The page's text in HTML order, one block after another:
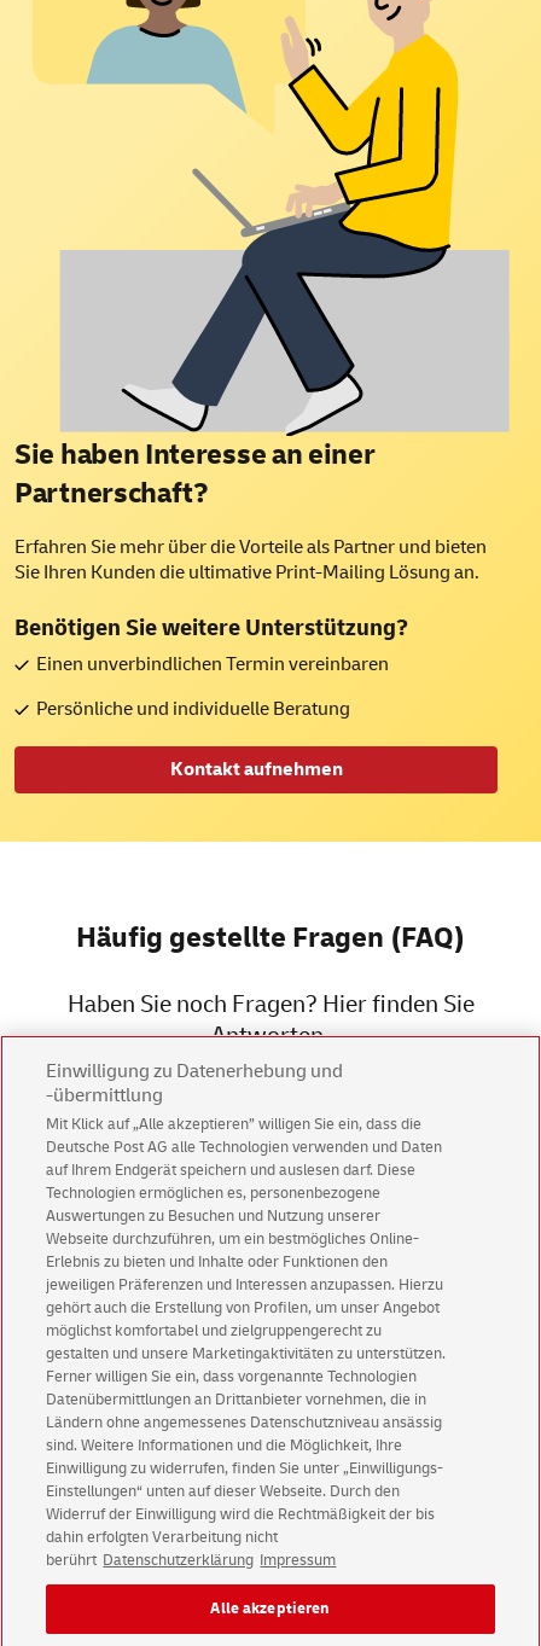
Sie haben Interesse an einer
Partnerschaft?
Erfahren Sie mehr über die Vorteile als Partner und bieten
Sie Ihren Kunden die ultimative Print-Mailing Lösung an.
Benötigen Sie weitere Unterstützung?
Einen unverbindlichen Termin vereinbaren
Persönliche und individuelle Beratung
Kontakt aufnehmen
Häufig gestellte Fragen (FAQ)
Haben Sie noch Fragen? Hier finden Sie
Antworten.
Welche Vorteile erhalte ich durch eine
Partnerschaft mit der Deutschen Post?
Als Partner der Deutschen Post werden Sie nicht nur bei
der Anbindung an die Print-Mailing-APIs unterstützt, auch
bei der Vermarktung und Kundenbetreuung steht die
Deutsche Post an Ihrer Seite. Folgende Punkte können Sie
erwarten: Schnittstellen-Dokumentation mit IT Support,
umfassendes Vertriebsnetzwerk, starke Kommunikation
(u.a. PR, Social Media, Messen, Webinare), keine
versteckten Kosten bei der Anbindung, persönliche
Ansprechpartner sowie Expertise durch das
Partnernetzwerk.
Was sind die Print-Mailing-APIs?
Die APIs sind Progammierschnittstellen, über die Sie
beispielsweise Funktionen zu unseren Print-Mailing
Produkten (z.B. Dialogpost, Postwurfspezial, Postaktuell)
für die Versandvorbereitung (z.B. Preise berechnen, Porto
optimieren, Einlieferungsunterlagen erstellen) über das
Internet aufrufen können. So können Sie Prozesse
automatisieren oder in Ihrem Online-Shop einbinden.
Neben den Einzelfunktionen gibt es auch die Möglichkeit,
die Schnittstellen für den Druck und Versand durch die
Deutsche Post zu nutzen.
Wo erhalte ich die technische Spezifikation?
Die technische Spezifikation und weitere nützliche Tipps
erhalten Sie auf unserem Entwicklerportal unter
developer.dhl.com.
Werden bei der Optimierung für Dialogpost
Adressen an die API zur Versandvorbereitung
übergeben?
Den Adressen wird eine fortlaufende ID zugeordnet und
lediglich die IDs mit den dazugehörigen Postleitzahlen an
den Service übermittelt. Nach der Optimierung werden ID
und PLZ zurückgespielt. Über die ID können dann die
Adressen wieder zugeordnet werden.
Werden für die API Zugangsdaten benötigt?
Ja, es werden Zugangsdaten benötigt. Wird ausschließlich
die Preisberechnung genutzt, werden keine Zugangsdaten
benötigt.
Impressum Rechtliche Hinweise
Datenschutz
Einwilligungs-Einstellungen
Einwilligung zu Datenerhebung und
-übermittlung
Mit Klick auf „Alle akzeptieren” willigen Sie ein, dass die
Deutsche Post AG alle Technologien verwenden und Daten
auf Ihrem Endgerät speichern und auslesen darf. Diese
Technologien ermöglichen es, personenbezogene
Auswertungen zu Besuchen und Nutzung unserer
Webseite durchzuführen, um ein bestmögliches Online-
Erlebnis zu bieten und Inhalte oder Funktionen den
jeweiligen Präferenzen und Interessen anzupassen. Hierzu
gehört auch die Erstellung von Profilen, um unser Angebot
möglichst komfortabel und zielgruppengerecht zu
gestalten und unsere Marketingaktivitäten zu unterstützen.
Ferner willigen Sie ein, dass vorgenannte Technologien
Datenübermittlungen an Drittanbieter vornehmen, die in
Ländern ohne angemessenes Datenschutzniveau ansässig
sind. Weitere Informationen und die Möglichkeit, Ihre
Einwilligung zu widerrufen, finden Sie unter „Einwilligungs-
Einstellungen“ unten auf dieser Webseite. Durch den
Widerruf der Einwilligung wird die Rechtmäßigkeit der bis
dahin erfolgten Verarbeitung nicht
berührt Datenschutzerklärung Impressum
Alle akzeptieren